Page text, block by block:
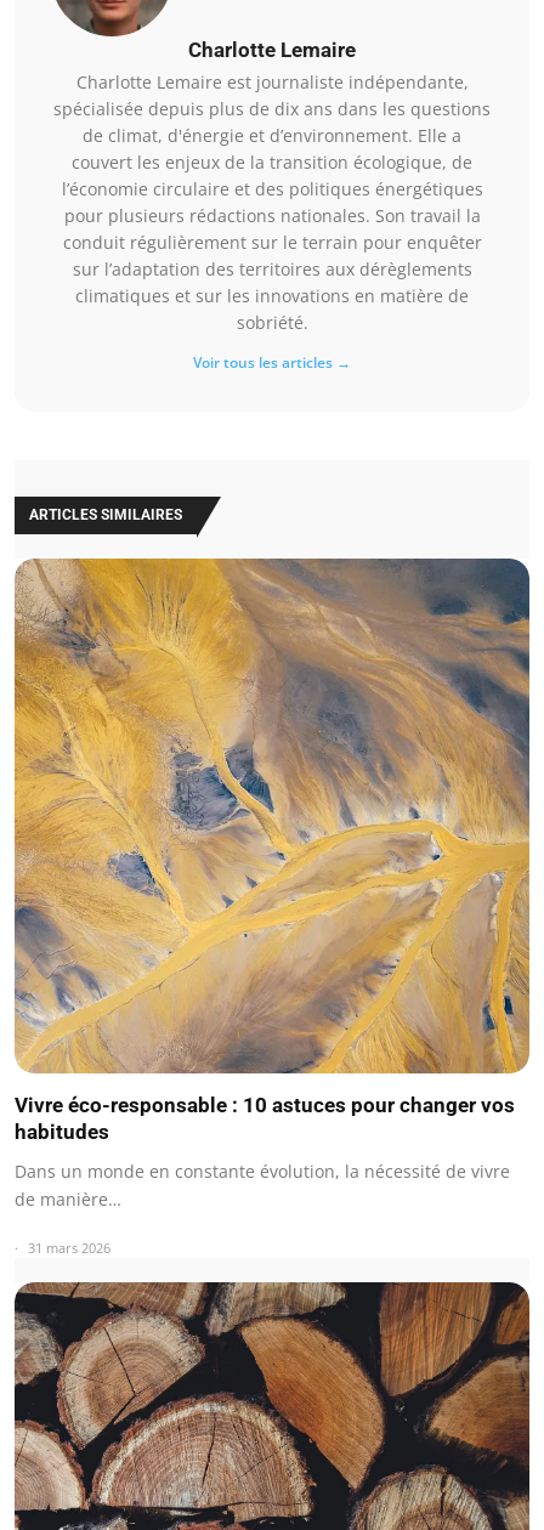
Charlotte Lemaire
Charlotte Lemaire est journaliste indépendante,
spécialisée depuis plus de dix ans dans les questions
de climat, d'énergie et d’environnement. Elle a
couvert les enjeux de la transition écologique, de
l’économie circulaire et des politiques énergétiques
pour plusieurs rédactions nationales. Son travail la
conduit régulièrement sur le terrain pour enquêter
sur l’adaptation des territoires aux dérèglements
climatiques et sur les innovations en matière de
sobriété.
Voir tous les articles →
ARTICLES SIMILAIRES
Vivre éco-responsable : 10 astuces pour changer vos
habitudes
Dans un monde en constante évolution, la nécessité de vivre
de manière…
31 mars 2026